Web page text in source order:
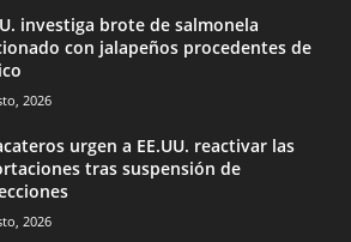
investiga brote de salmonela
con jalapeños procedentes de
2026
urgen a EE.UU. reactivar las
tras suspensión de
2026